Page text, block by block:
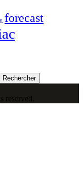
forecast
reserved.